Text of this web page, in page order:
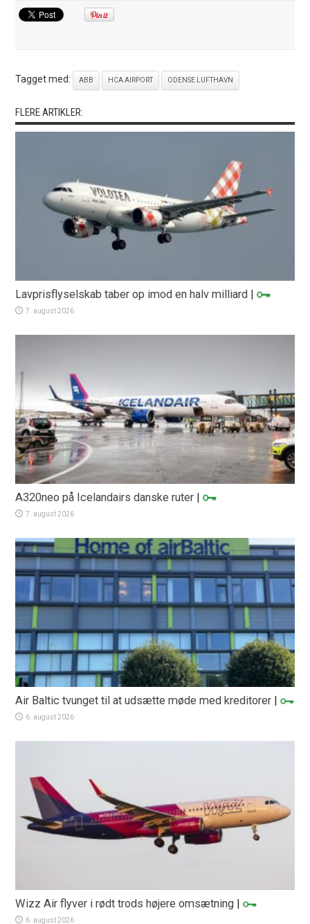
Tagget med: ABB HCA AIRPORT ODENSE LUFTHAVN
FLERE ARTIKLER:
Lavprisflyselskab taber op imod en halv milliard |
7. august 2026
A320neo på Icelandairs danske ruter |
7. august 2026
Air Baltic tvunget til at udsætte møde med kreditorer |
6. august 2026
Wizz Air flyver i rødt trods højere omsætning |
6. august 2026